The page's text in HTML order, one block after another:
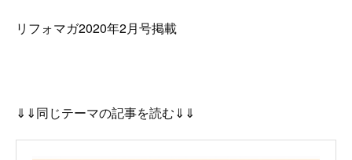
リフォマガ2020年2月号掲載
⇓⇓同じテーマの記事を読む⇓⇓